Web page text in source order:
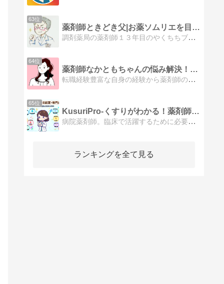
63位
薬剤師ときどき父|お薬ソムリエを目指して
調剤薬局の薬剤師１３年目のやくちちブログです。 薬局や薬剤師・医療や新薬の情報、患者さんにも役に立つ情報等を発信していきます。得意分野はお薬の味見です。目指せ…
64位
薬剤師なかともちゃんの悩み解決！ブログ
転職経験豊富な自身の経験から薬剤師の転職をアドバイス。薬剤師ママの目線からのお役立ち情報ものせていく予定です。
65位
KusuriPro-くすりがわかる！薬剤師ブログ
病院薬剤師。臨床で活躍するために必要な知識や考え方を発信してます。特に新人、若手薬剤師の成長を後押ししたい。わかりやすく、読みやすい記事を書くため日々奮闘中。
ランキングを全て見る